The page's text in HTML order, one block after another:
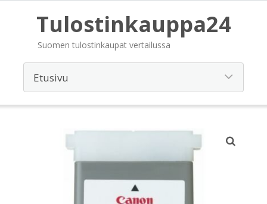
Tulostinkauppa24
Suomen tulostinkaupat vertailussa